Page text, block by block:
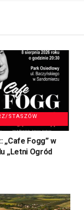
STASZÓW
„Cafe Fogg” w
„Letni Ogród